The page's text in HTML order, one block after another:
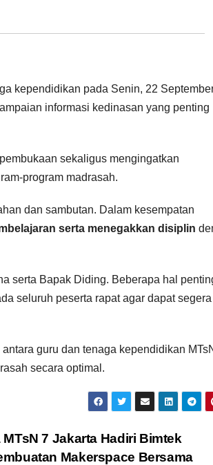
kependidikan pada Senin, 22
informasi kedinasan yang penting
sekaligus mengingatkan
program madrasah.
dan sambutan. Dalam kesempatan
serta menegakkan disiplin
serta Bapak Diding. Beberapa hal
seluruh peserta rapat agar dapat segera
guru dan tenaga kependidikan
secara optimal.
7 Jakarta Hadiri Bimtek
Makerspace Bersama